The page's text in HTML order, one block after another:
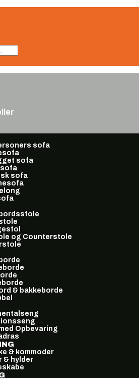
sofa
sofa
sofa
og Counterstole
& bakkeborde
Opbevaring
& kommoder
& hylder